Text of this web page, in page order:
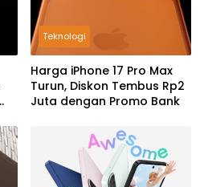
Teknologi
Harga iPhone 17 Pro Max
Turun, Diskon Tembus Rp2
Juta dengan Promo Bank